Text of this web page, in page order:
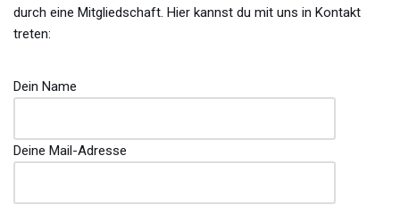
durch eine Mitgliedschaft. Hier kannst du mit uns in Kontakt
treten:
Dein Name
Deine Mail-Adresse